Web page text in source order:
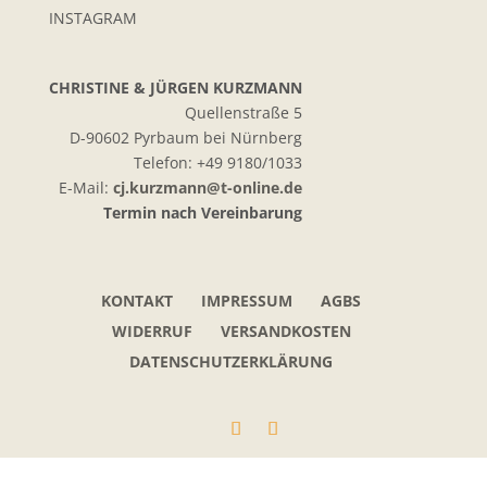
INSTAGRAM
CHRISTINE & JÜRGEN KURZMANN
Quellenstraße 5
D-90602 Pyrbaum bei Nürnberg
Telefon: +49 9180/1033
E-Mail: cj.kurzmann@t-online.de
Termin nach Vereinbarung
KONTAKT IMPRESSUM
AGBS
WIDERRUF
VERSANDKOSTEN
DATENSCHUTZERKLÄRUNG
100%
SEHR GUT